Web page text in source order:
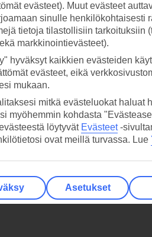
evästeet). Muut evästeet
sinulle henkilökohtaisesti
tietoja tilastollisiin tarkoituksiin
markkinointievästeet).
hyväksyt kaikkien evästeiden
evästeet, eikä
mukaan.
mitkä evästeluokat haluat
myöhemmin kohdasta
löytyvät Evästeet-
ovat meillä turvassa. Lue
Asetukset